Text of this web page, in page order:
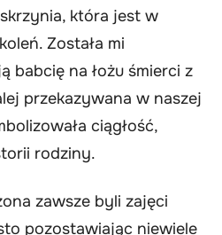
która jest w
Została mi
babcię na łożu śmierci z
przekazywana w naszej
ciągłość,
rodziny.
zawsze byli zajęci
pozostawiając niewiele